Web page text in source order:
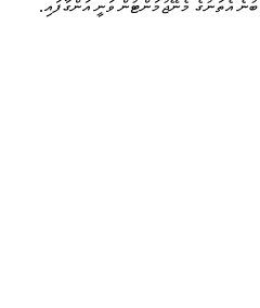
އެތަނުގެ މެނޭޖުމަންޓުން ވަނީ އަންގާފައި.